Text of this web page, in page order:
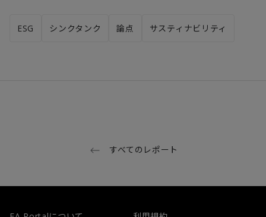
ESG シンクタンク 論点 サスティナビリティ
すべてのレポート